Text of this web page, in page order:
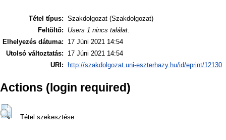
Tétel típus: Szakdolgozat (Szakdolgozat)
Feltöltő:
Users 1 nincs találat.
Elhelyezés dátuma:
17 Júni 2021 14:54
Utolsó változtatás:
17 Júni 2021 14:54
URI:
http://szakdolgozat.uni-eszterhazy.hu/id/eprint/12130
Actions (login required)
Tétel szekesztése